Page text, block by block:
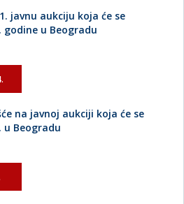
javnu aukciju koja će se
godine u Beogradu
na javnoj aukciji koja će se
u Beogradu